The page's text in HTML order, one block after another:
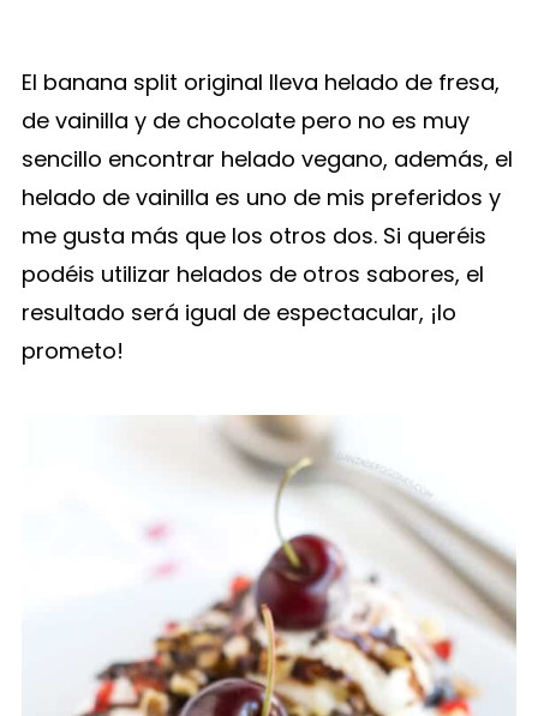
El banana split original lleva helado de fresa,
de vainilla y de chocolate pero no es muy
sencillo encontrar helado vegano, además, el
helado de vainilla es uno de mis preferidos y
me gusta más que los otros dos. Si queréis
podéis utilizar helados de otros sabores, el
resultado será igual de espectacular, ¡lo
prometo!